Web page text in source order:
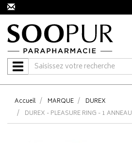
Navigation
Accueil MARQUE
DUREX
DUREX - PLEASURE RING - 1 ANNEAU